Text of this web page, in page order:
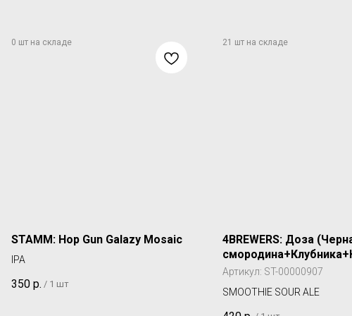
STAMM: Hop Gun Galazy Mosaic
IPA
350 р. / 1 шт
4BREWERS: Доза
Артикул: ST-00000907
SMOOTHIE SOUR ALE